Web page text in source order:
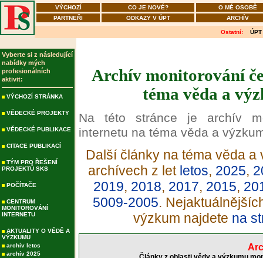
VÝCHOZÍ CO JE NOVÉ?
O MÉ OSOBĚ
PARTNEŘI
ODKAZY V ÚPT ARCHÍV
Ostatní: ÚPT
Vyberte si z následující
nabídky mých
profesionálních
aktivit:
VÝCHOZÍ STRÁNKA
VĚDECKÉ PROJEKTY
VĚDECKÉ PUBLIKACE
CITACE PUBLIKACÍ
TÝM PRO ŘEŠENÍ
PROJEKTŮ SKS
POČÍTAČE
CENTRUM
MONITOROVÁNÍ
INTERNETU
AKTUALITY O VĚDĚ A
VÝZKUMU
archív letos
archív 2025
Archív monitorování
téma věda a
Na této stránce je archív
internetu na téma věda a
Další články na téma věda
archívech z let letos, 2025,
2019, 2018, 2017, 2015,
5009-2005.
výzkum najdete na